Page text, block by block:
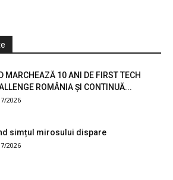
MARCHEAZĂ 10 ANI DE FIRST TECH
ROMÂNIA ȘI CONTINUĂ...
2026
simțul mirosului dispare
2026